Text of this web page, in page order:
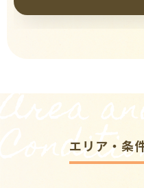
Area
エリア・条